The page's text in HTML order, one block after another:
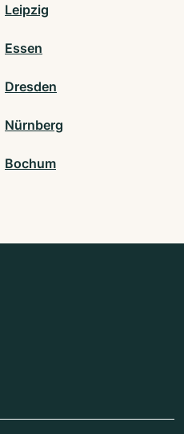
Leipzig
Essen
Dresden
Nürnberg
Bochum